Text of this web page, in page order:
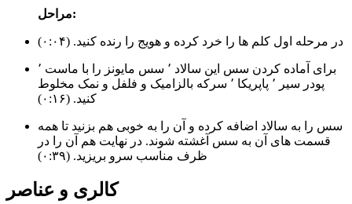
مراحل:
در مرحله اول کلم ها را خرد کرده و هویج را رنده کنید. (۰:۰۴)
برای آماده کردن سس این سالاد ٬ سس مایونز را با ماست ٬
پودر سیر ٬ پاپریکا ٬ سرکه بالزامیک و فلفل و نمک مخلوط
کنید. (۰:۱۶)
سس را به سالاد اضافه کرده و آن را به خوبی هم بزنید تا همه
قسمت های آن به سس آغشته شوند. در نهایت هم آن را در
ظرف مناسب سرو بریزید. (۰:۳۹)
کالری و عناصر